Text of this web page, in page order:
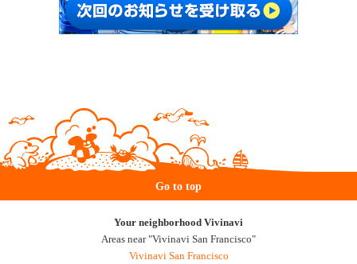
Go to top
Your neighborhood Vivinavi
Areas near "Vivinavi San Francisco"
Vivinavi San Francisco